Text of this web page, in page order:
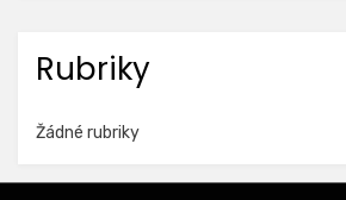
Rubriky
Žádné rubriky